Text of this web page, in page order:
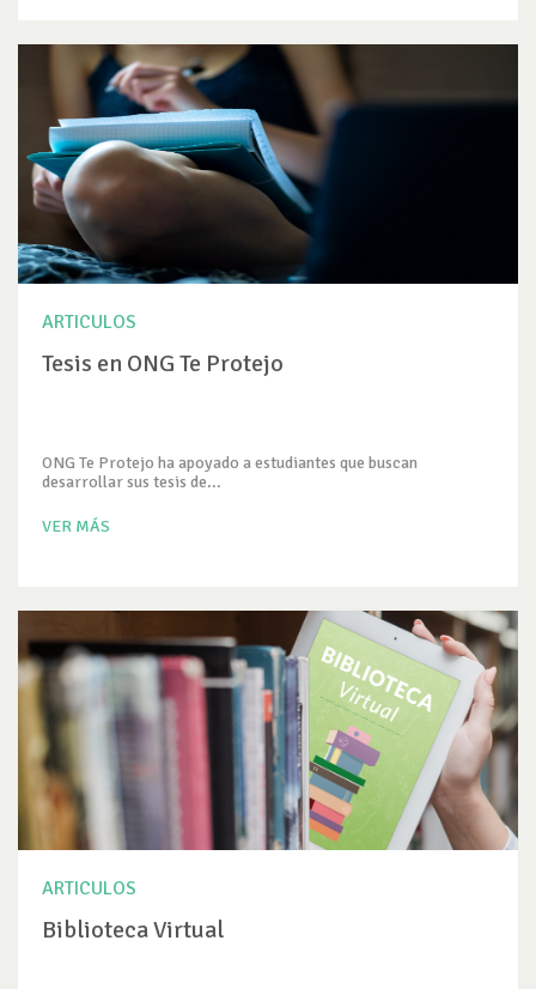
ARTICULOS
Tesis en ONG Te Protejo
ONG Te Protejo ha apoyado a estudiantes que buscan
desarrollar sus tesis de...
VER MÁS
ARTICULOS
Biblioteca Virtual